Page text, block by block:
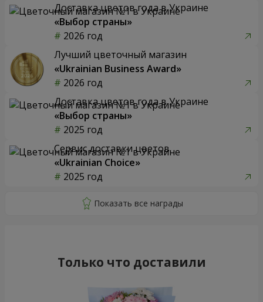
Доставка цветов года в Украине
«Выбор страны»
2026 год
Лучший цветочный магазин
«Ukrainian Business Award»
2026 год
Доставка цветов года в Украине
«Выбор страны»
2025 год
Сервис доставки цветов
«Ukrainian Choice»
2025 год
Только что доставили